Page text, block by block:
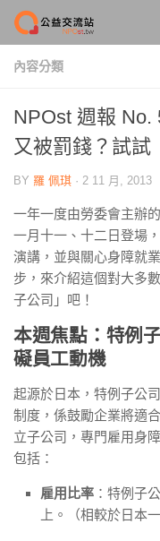
Skip to content
內容分類
NPOst 週報 No.
又被罰錢？試試
BY 羅 佩琪 · 2 11 月, 2013
一年一度由勞委會主辦
一月十一、十二日登場
演講，並與關心身障就
步，來介紹這個對大多
子公司」吧！
本週焦點：特例
礙員工動機
起源於日本，特例子公
制度，係鼓勵企業將適
立子公司，專門雇用身
包括：
雇用比率 ：特例子
上。（相較於日本